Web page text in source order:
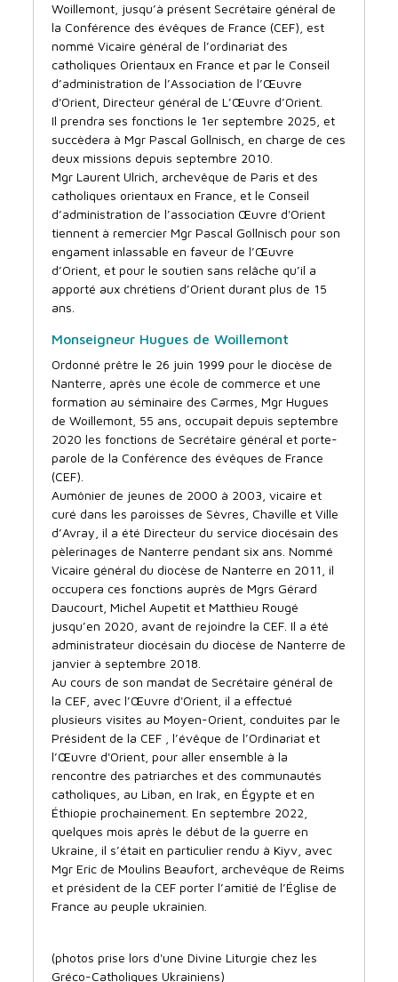
Woillemont, jusqu’à présent Secrétaire général de
la Conférence des évêques de France (CEF), est
nommé Vicaire général de l’ordinariat des
catholiques Orientaux en France et par le Conseil
d’administration de l’Association de l’Œuvre
d'Orient, Directeur général de L’Œuvre d’Orient.
Il prendra ses fonctions le 1er septembre 2025, et
succèdera à Mgr Pascal Gollnisch, en charge de ces
deux missions depuis septembre 2010.
Mgr Laurent Ulrich, archevêque de Paris et des
catholiques orientaux en France, et le Conseil
d’administration de l’association Œuvre d'Orient
tiennent à remercier Mgr Pascal Gollnisch pour son
engament inlassable en faveur de l’Œuvre
d’Orient, et pour le soutien sans relâche qu’il a
apporté aux chrétiens d’Orient durant plus de 15
ans.
Monseigneur Hugues de Woillemont
Ordonné prêtre le 26 juin 1999 pour le diocèse de
Nanterre, après une école de commerce et une
formation au séminaire des Carmes, Mgr Hugues
de Woillemont, 55 ans, occupait depuis septembre
2020 les fonctions de Secrétaire général et porte-
parole de la Conférence des évêques de France
(CEF).
Aumônier de jeunes de 2000 à 2003, vicaire et
curé dans les paroisses de Sèvres, Chaville et Ville
d’Avray, il a été Directeur du service diocésain des
pèlerinages de Nanterre pendant six ans. Nommé
Vicaire général du diocèse de Nanterre en 2011, il
occupera ces fonctions auprès de Mgrs Gérard
Daucourt, Michel Aupetit et Matthieu Rougé
jusqu’en 2020, avant de rejoindre la CEF. Il a été
administrateur diocésain du diocèse de Nanterre de
janvier à septembre 2018.
Au cours de son mandat de Secrétaire général de
la CEF, avec l’Œuvre d'Orient, il a effectué
plusieurs visites au Moyen-Orient, conduites par le
Président de la CEF , l’évêque de l’Ordinariat et
l’Œuvre d'Orient, pour aller ensemble à la
rencontre des patriarches et des communautés
catholiques, au Liban, en Irak, en Égypte et en
Éthiopie prochainement. En septembre 2022,
quelques mois après le début de la guerre en
Ukraine, il s’était en particulier rendu à Kiyv, avec
Mgr Eric de Moulins Beaufort, archevêque de Reims
et président de la CEF porter l’amitié de l’Église de
France au peuple ukrainien.
(photos prise lors d'une Divine Liturgie chez les
Gréco-Catholiques Ukrainiens)